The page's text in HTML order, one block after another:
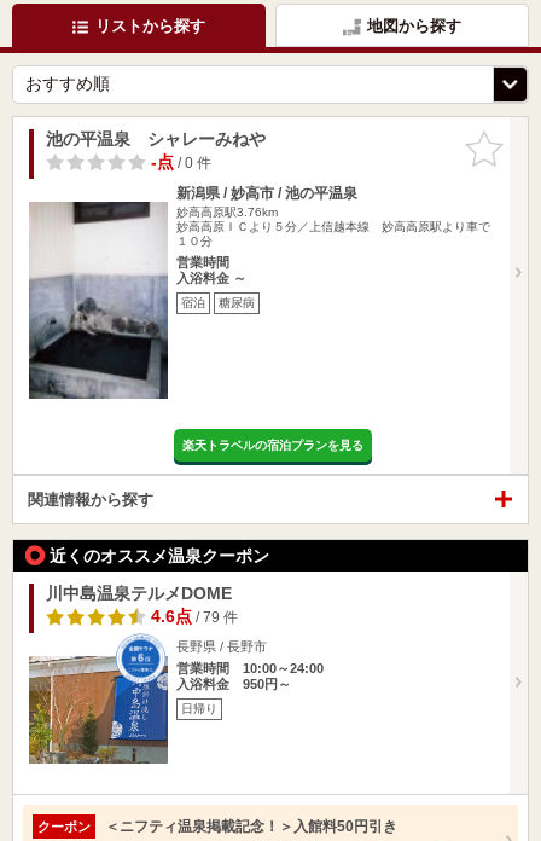
リストから探す 地図から探す
お気に入
りに追加
池の平温泉 シャレーみねや
-点/ 0 件
新潟県 / 妙高市 / 池の平温泉
妙高高原駅3.76km
妙高高原ＩＣより５分／上信越本線 妙高高原駅より車で
１０分
営業時間
入浴料金 ～
宿泊 糖尿病
楽天トラベルの宿泊プランを見る
関連情報から探す
近くのオススメ温泉クーポン
川中島温泉テルメDOME
4.6点/ 79 件
長野県 / 長野市
営業時間 10:00～24:00
入浴料金 950円～
日帰り
クーポン ＜ニフティ温泉掲載記念！＞入館料50円引き